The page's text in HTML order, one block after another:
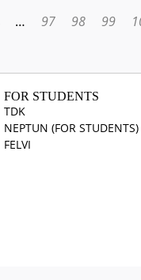
… 97 98 99
FOR STUDENTS
TDK
NEPTUN (FOR STUDENTS)
FELVI